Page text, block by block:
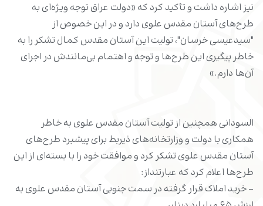
نیز اشاره داشت و تأکید کرد که «دولت عراق توجه ویژه‌ای به
طرح‌های آستان مقدس علوی دارد و در این خصوص از
"سیدعیسی خرسان"، تولیت این آستان مقدس کمال تشکر را به
خاطر پیگیری این طرح‌ها و توجه و اهتمام بی‌مانندش در اجرای
آن‌ها دارم.»
السودانی همچنین از تولیت آستان مقدس علوی به خاطر
همکاری با دولت و وزارتخانه‌های ذیربط برای پیشبرد طرح‌های
آستان مقدس علوی تشکر کرد و موافقت خود را با بسته‌ای از این
طرح‌ها اعلام کرد که عبارتنداز:
- خرید املاک قرار گرفته در سمت جنوبی آستان مقدس علوی به